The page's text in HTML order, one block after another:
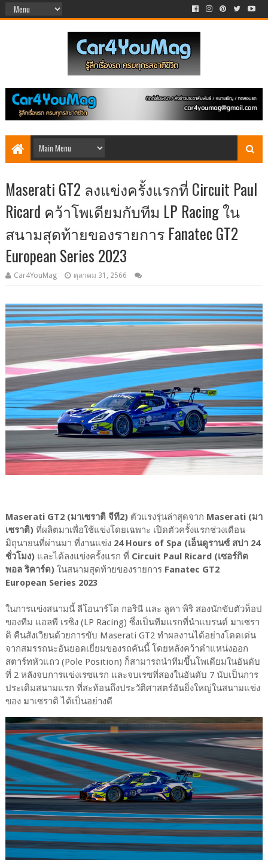
Maserati GT2 ลงแข่งครั้งแรกที่ Circuit Paul
Ricard คว้าโพเดียมกับทีม LP Racing ใน
สนามสุดท้ายของรายการ Fanatec GT2
European Series 2023
Car4YouMag ตุลาคม 31, 2566
Maserati GT2 (มาเซราติ จีที2)ตัวแรงรุ่นล่าสุดจาก Maserati (มา
เซราติ)ที่ผลิตมาเพื่อใช้แข่งโดยเฉพาะ เปิดตัวครั้งแรกช่วงเดือน
มิถุนายนที่ผ่านมา ที่งานแข่ง 24 Hours of Spa (เอ็นดูรานซ์ สปา 24
ชั่วโมง)และได้ลงแข่งครั้งแรก ที่ Circuit Paul Ricard (เซอร์กิต
พอล ริคาร์ด)ในสนามสุดท้ายของรายการ Fanatec GT2
European Series 2023
ในการแข่งสนามนี้ ลีโอนาร์โด กอรินี และ ลูคา พิริ สองนักขับตัวท็อป
ของทีม แอลพี เรซิง (LP Racing) ซึ่งเป็นทีมแรกที่นำแบรนด์ มาเซรา
ติ คืนสังเวียนด้วยการขับ Maserati GT2 ทำผลงานได้อย่างโดดเด่น
จากสมรรถนะอันยอดเยี่ยมของรถคันนี้ โดยหลังคว้าตำแหน่งออก
สตาร์ทหัวแถว (Pole Position) ก็สามารถนำทีมขึ้นโพเดียมในอันดับ
ที่ 2 หลังจบการแข่งเรซแรก และจบเรซที่สองในอันดับ 7 นับเป็นการ
ประเดิมสนามแรก ที่สะท้อนถึงประวัติศาสตร์อันยิ่งใหญ่ในสนามแข่ง
ของ มาเซราติ ได้เป็นอย่างดี